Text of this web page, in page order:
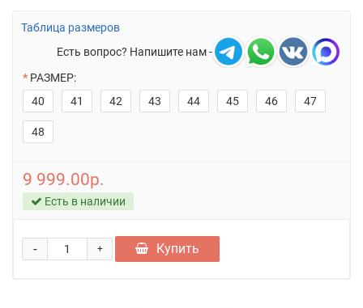
Таблица размеров
Есть вопрос? Напишите нам -
РАЗМЕР:
40
41 42 43 44 45 46 47
48
9 999.00р.
Есть в наличии
+
- Купить